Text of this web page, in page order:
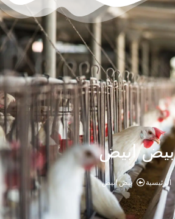
بيض ابيض
الرئيسية بيض ابيض